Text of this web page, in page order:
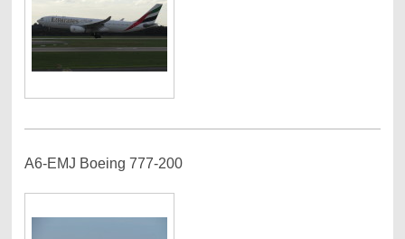
A6-EMJ Boeing 777-200